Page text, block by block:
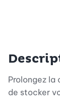
Prolongez
de stocker